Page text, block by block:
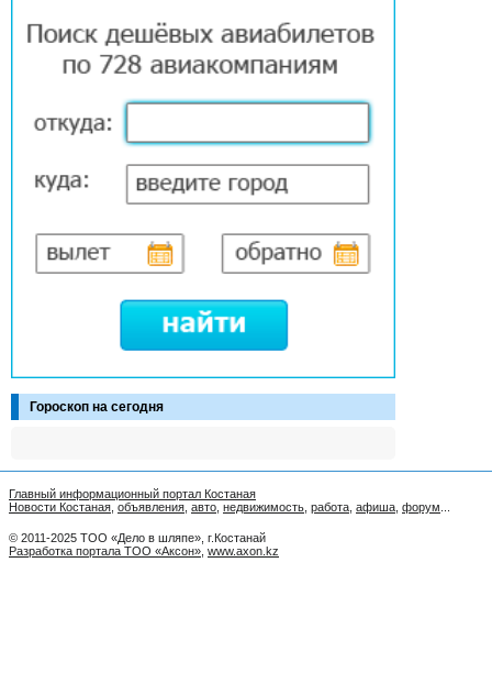
Гороскоп на сегодня
Главный информационный портал Костаная
Новости Костаная объявления авто недвижимость работа афиша форум
© 2011-2025 ТОО «Дело в шляпе», г.Костанай
Разработка портала ТОО «Аксон» www.axon.kz